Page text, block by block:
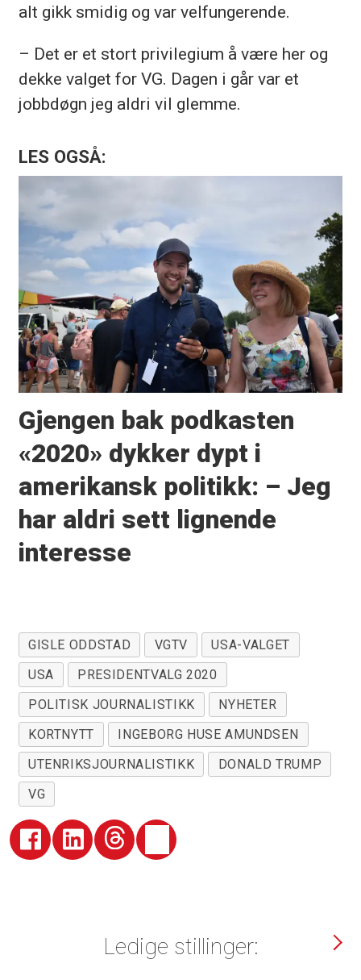
alt gikk smidig og var velfungerende.
– Det er et stort privilegium å være her og
dekke valget for VG. Dagen i går var et
jobbdøgn jeg aldri vil glemme.
LES OGSÅ:
Gjengen bak podkasten
«2020» dykker dypt i
amerikansk politikk: – Jeg
har aldri sett lignende
interesse
GISLE ODDSTAD VGTV
USA-VALGET
USA
PRESIDENTVALG 2020
POLITISK JOURNALISTIKK
NYHETER
KORTNYTT
INGEBORG HUSE AMUNDSEN
UTENRIKSJOURNALISTIKK
DONALD TRUMP
VG
Ledige stillinger: